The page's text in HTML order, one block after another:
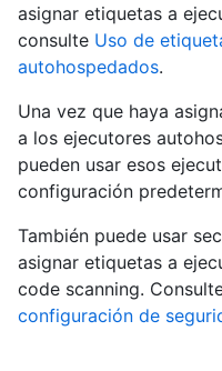
asignar etiquetas a
consulte Uso de
autohospedados.
Una vez que haya
a los ejecutores
pueden usar esos
configuración
También puede usar
asignar etiquetas a
code scanning.
configuración de